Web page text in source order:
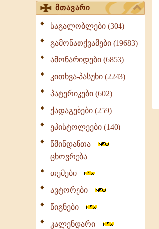
მთავარი
საგალობლები (304)
გამონათქვამები (19683)
ამონარიდები (6853)
კითხვა-პასუხი (2243)
პატერიკები (602)
ქადაგებები (259)
ეპისტოლეები (140)
წმინდანთა
ცხოვრება
თემები
ავტორები
წიგნები
კალენდარი